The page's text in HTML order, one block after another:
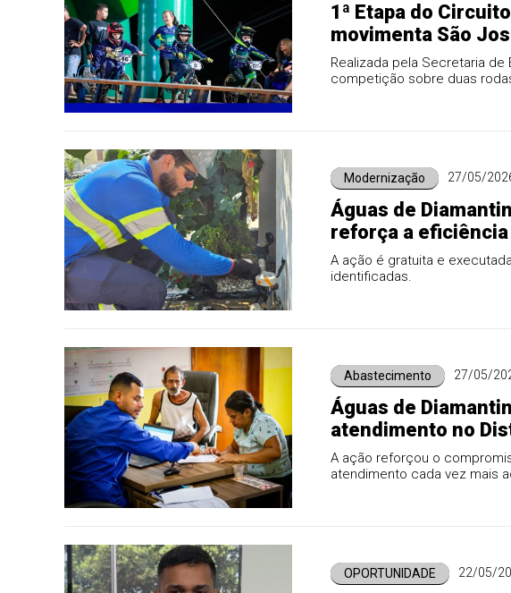
1ª Etapa do
movimenta São
Realizada pela Secretaria
competição sobre duas
Modernização 27/05/
Águas de
reforça a
A ação é gratuita e
identificadas.
Abastecimento 27/05/
Águas de
atendimento no
aproxima serviços
A ação reforçou o
atendimento cada vez mais
OPORTUNIDADE 22/05/